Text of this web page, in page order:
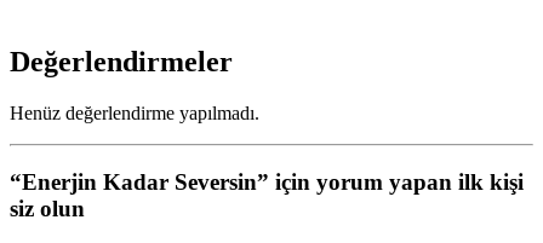
Değerlendirmeler
Henüz değerlendirme yapılmadı.
“Enerjin Kadar Seversin” için yorum yapan ilk kişi
siz olun